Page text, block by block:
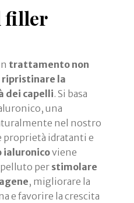
filler
trattamento non
ripristinare la
dei capelli. Si basa
una
nel nostro
proprietà idratanti e
ialuronicoviene
perstimolare
, migliorare la
e favorire la crescita